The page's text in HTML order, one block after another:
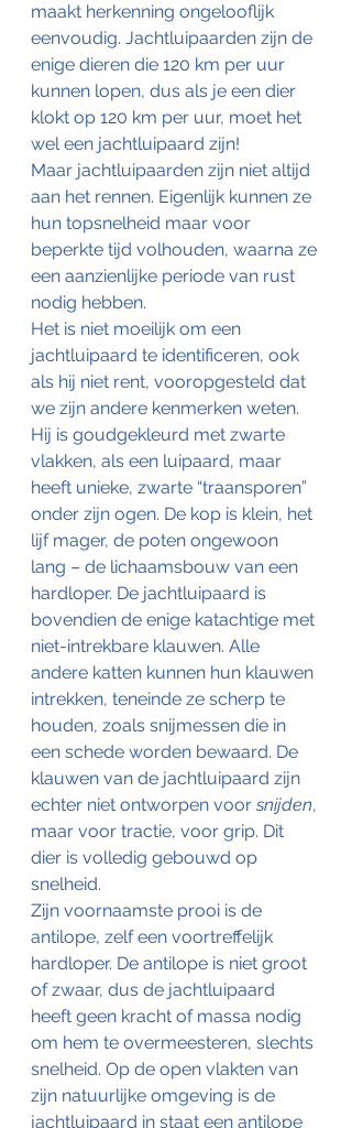
maakt herkenning ongelooflijk
eenvoudig. Jachtluipaarden zijn de
enige dieren die 120 km per uur
kunnen lopen, dus als je een dier
klokt op 120 km per uur, moet het
wel een jachtluipaard zijn!
Maar jachtluipaarden zijn niet altijd
aan het rennen. Eigenlijk kunnen ze
hun topsnelheid maar voor
beperkte tijd volhouden, waarna ze
een aanzienlijke periode van rust
nodig hebben.
Het is niet moeilijk om een
jachtluipaard te identificeren, ook
als hij niet rent, vooropgesteld dat
we zijn andere kenmerken weten.
Hij is goudgekleurd met zwarte
vlakken, als een luipaard, maar
heeft unieke, zwarte “traansporen”
onder zijn ogen. De kop is klein, het
lijf mager, de poten ongewoon
lang – de lichaamsbouw van een
hardloper. De jachtluipaard is
bovendien de enige katachtige met
niet-intrekbare klauwen. Alle
andere katten kunnen hun klauwen
intrekken, teneinde ze scherp te
houden, zoals snijmessen die in
een schede worden bewaard. De
klauwen van de jachtluipaard zijn
echter niet ontworpen voor snijden,
maar voor tractie, voor grip. Dit
dier is volledig gebouwd op
snelheid.
Zijn voornaamste prooi is de
antilope, zelf een voortreffelijk
hardloper. De antilope is niet groot
of zwaar, dus de jachtluipaard
heeft geen kracht of massa nodig
om hem te overmeesteren, slechts
snelheid. Op de open vlakten van
zijn natuurlijke omgeving is de
jachtluipaard in staat een antilope